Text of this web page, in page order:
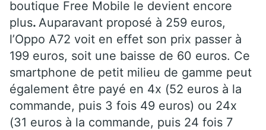
boutique Free Mobile le devient encore
plus. Auparavant proposé à 259 euros,
l’Oppo A72 voit en effet son prix passer à
199 euros, soit une baisse de 60 euros. Ce
smartphone de petit milieu de gamme peut
également être payé en 4x (52 euros à la
commande, puis 3 fois 49 euros) ou 24x
(31 euros à la commande, puis 24 fois 7